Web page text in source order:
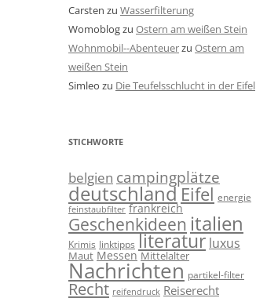
Carsten zu Wasserfilterung
Womoblogzu Ostern am weißen Stein
Wohnmobil--Abenteuerzu Ostern am
weißen Stein
Simleo zu Die Teufelsschlucht in der Eifel
STICHWORTE
belgien campingplätze
deutschland Eifel energie
feinstaubfilter frankreich
Geschenkideen italien
Krimis linktipps literatur luxus
Maut Messen Mittelalter
Nachrichten partikel-filter
Recht reifendruck Reiserecht